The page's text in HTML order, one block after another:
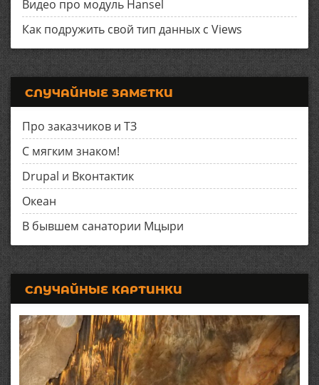
Видео про модуль Hansel
Как подружить свой тип данных с Views
СЛУЧАЙНЫЕ ЗАМЕТКИ
Про заказчиков и ТЗ
С мягким знаком!
Drupal и Вконтактик
Океан
В бывшем санатории Мцыри
СЛУЧАЙНЫЕ КАРТИНКИ